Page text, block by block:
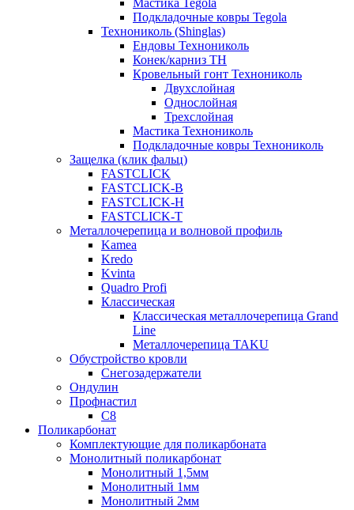
Мастика Tegola
Подкладочные ковры Tegola
Технониколь (Shinglas)
Ендовы Технониколь
Конек/карниз ТН
Кровельный гонт Технониколь
Двухслойная
Однослойная
Трехслойная
Мастика Технониколь
Подкладочные ковры Технониколь
Защелка (клик фальц)
FASTCLICK
FASTCLICK-B
FASTCLICK-H
FASTCLICK-T
Металлочерепица и волновой профиль
Kamea
Kredo
Kvinta
Quadro Profi
Классическая
Классическая металлочерепица Grand
Line
Металлочерепица TAKU
Обустройство кровли
Снегозадержатели
Ондулин
Профнастил
С8
Поликарбонат
Комплектующие для поликарбоната
Монолитный поликарбонат
Монолитный 1,5мм
Монолитный 1мм
Монолитный 2мм